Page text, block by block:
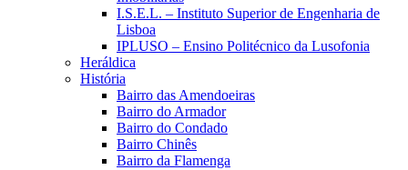
I.S.E.L. – Instituto Superior de Engenharia de
Lisboa
IPLUSO – Ensino Politécnico da Lusofonia
Heráldica
História
Bairro das Amendoeiras
Bairro do Armador
Bairro do Condado
Bairro Chinês
Bairro da Flamenga